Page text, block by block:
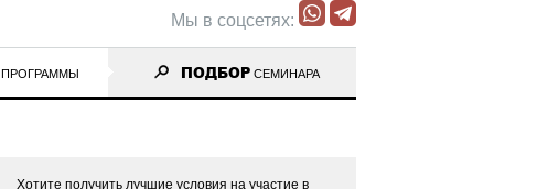
Мы в соцсетях:
ПРОГРАММЫ ПОДБОРСЕМИНАРА
Хотите получить лучшие условия на участие в